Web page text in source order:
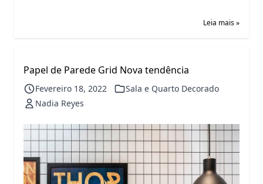
Leia mais »
Papel de Parede Grid Nova tendência
Fevereiro 18, 2022
Sala e Quarto Decorado
Nadia Reyes